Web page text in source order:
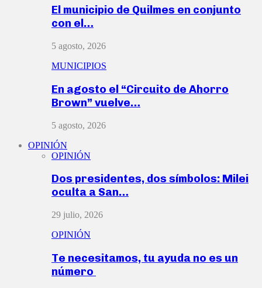
El municipio de Quilmes en conjunto
con el…
5 agosto, 2026
MUNICIPIOS
En agosto el “Circuito de Ahorro
Brown” vuelve…
5 agosto, 2026
OPINIÓN
OPINIÓN
Dos presidentes, dos símbolos: Milei
oculta a San…
29 julio, 2026
OPINIÓN
Te necesitamos, tu ayuda no es un
número